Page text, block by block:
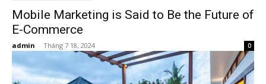
Mobile Marketing is Said to Be the Future of
E-Commerce
admin - Tháng 7 18, 2024 0